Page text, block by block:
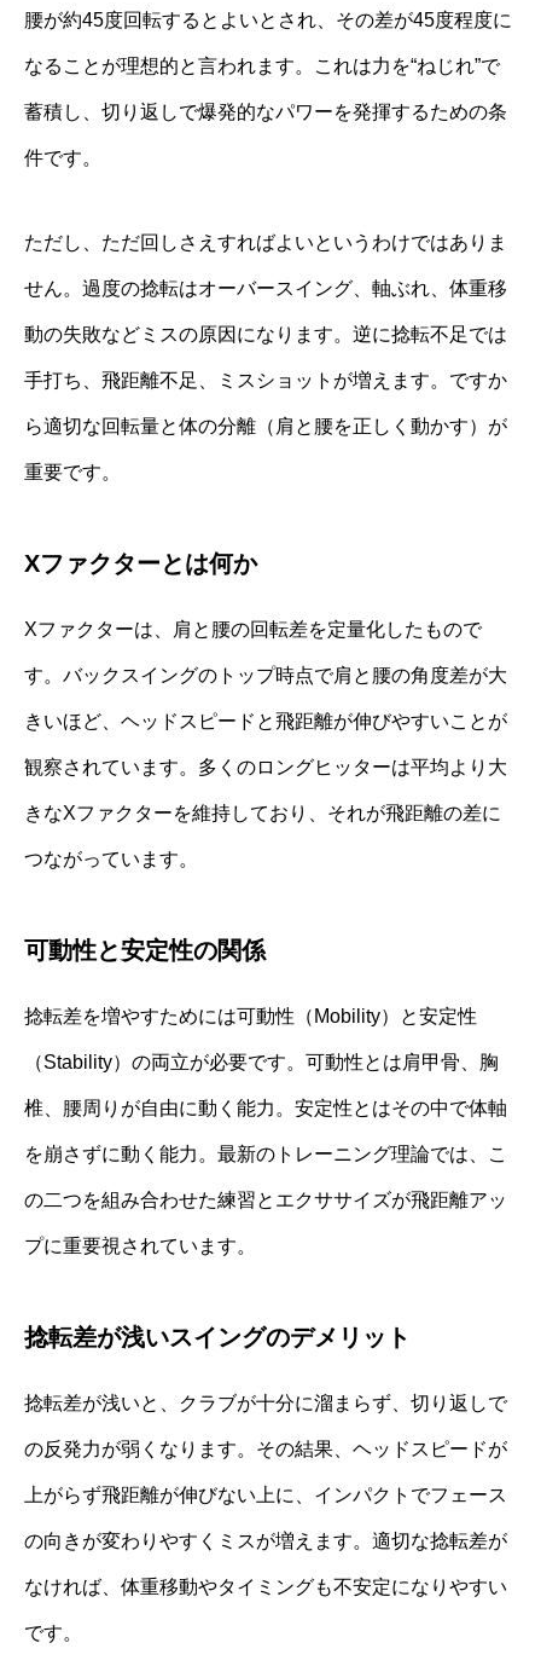
腰が約45度回転するとよいとされ、その差が45度程度に
なることが理想的と言われます。これは力を“ねじれ”で
蓄積し、切り返しで爆発的なパワーを発揮するための条
件です。
ただし、ただ回しさえすればよいというわけではありま
せん。過度の捻転はオーバースイング、軸ぶれ、体重移
動の失敗などミスの原因になります。逆に捻転不足では
手打ち、飛距離不足、ミスショットが増えます。ですか
ら適切な回転量と体の分離（肩と腰を正しく動かす）が
重要です。
Xファクターとは何か
Xファクターは、肩と腰の回転差を定量化したもので
す。バックスイングのトップ時点で肩と腰の角度差が大
きいほど、ヘッドスピードと飛距離が伸びやすいことが
観察されています。多くのロングヒッターは平均より大
きなXファクターを維持しており、それが飛距離の差に
つながっています。
可動性と安定性の関係
捻転差を増やすためには可動性（Mobility）と安定性
（Stability）の両立が必要です。可動性とは肩甲骨、胸
椎、腰周りが自由に動く能力。安定性とはその中で体軸
を崩さずに動く能力。最新のトレーニング理論では、こ
の二つを組み合わせた練習とエクササイズが飛距離アッ
プに重要視されています。
捻転差が浅いスイングのデメリット
捻転差が浅いと、クラブが十分に溜まらず、切り返しで
の反発力が弱くなります。その結果、ヘッドスピードが
上がらず飛距離が伸びない上に、インパクトでフェース
の向きが変わりやすくミスが増えます。適切な捻転差が
なければ、体重移動やタイミングも不安定になりやすい
です。